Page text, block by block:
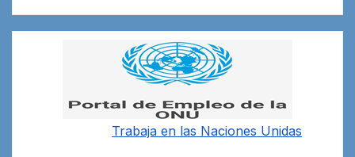
Trabaja en las Naciones Unidas